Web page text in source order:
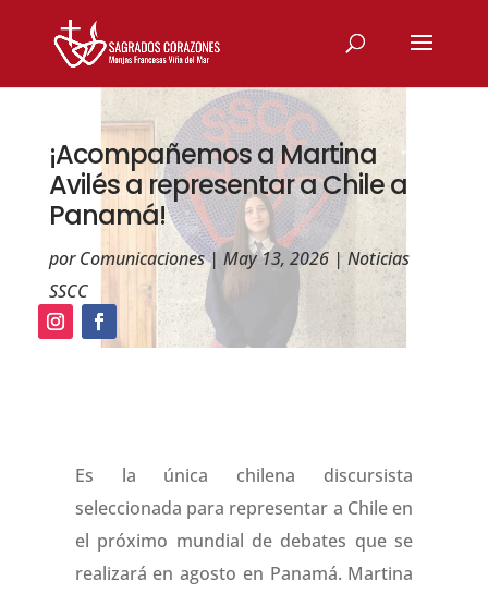
¡Acompañemos a Martina
Avilés a representar a Chile a
Panamá!
porComunicaciones| May 13, 2026|Noticias
SSCC
Es la única chilena discursista
seleccionada para representar a Chile en
el próximo mundial de debates que se
realizará en agosto en Panamá. Martina